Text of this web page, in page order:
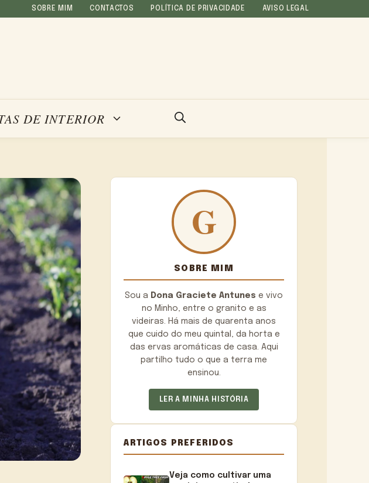
SOBRE MIM CONTACTOS POLÍTICA DE PRIVACIDADE AVISO LEGAL
DE INTERIOR
SOBRE MIM
Sou a Dona Graciete Antunes e vivo
no Minho, entre o granito e as
videiras. Há mais de quarenta anos
que cuido do meu quintal, da horta e
das ervas aromáticas de casa. Aqui
partilho tudo o que a terra me
ensinou.
LER A MINHA HISTÓRIA
ARTIGOS PREFERIDOS
Veja como cultivar uma